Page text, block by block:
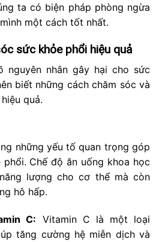
ta có biện pháp phòng ngừa
một cách tốt nhất.
sức khỏe phổi hiệu quả
nguyên nhân gây hại cho sức
biết những cách chăm sóc và
quả.
những yếu tố quan trọng góp
Chế độ ăn uống khoa học
lượng cho cơ thể mà còn
hô hấp.
C: Vitamin C là một loại
tăng cường hệ miễn dịch và